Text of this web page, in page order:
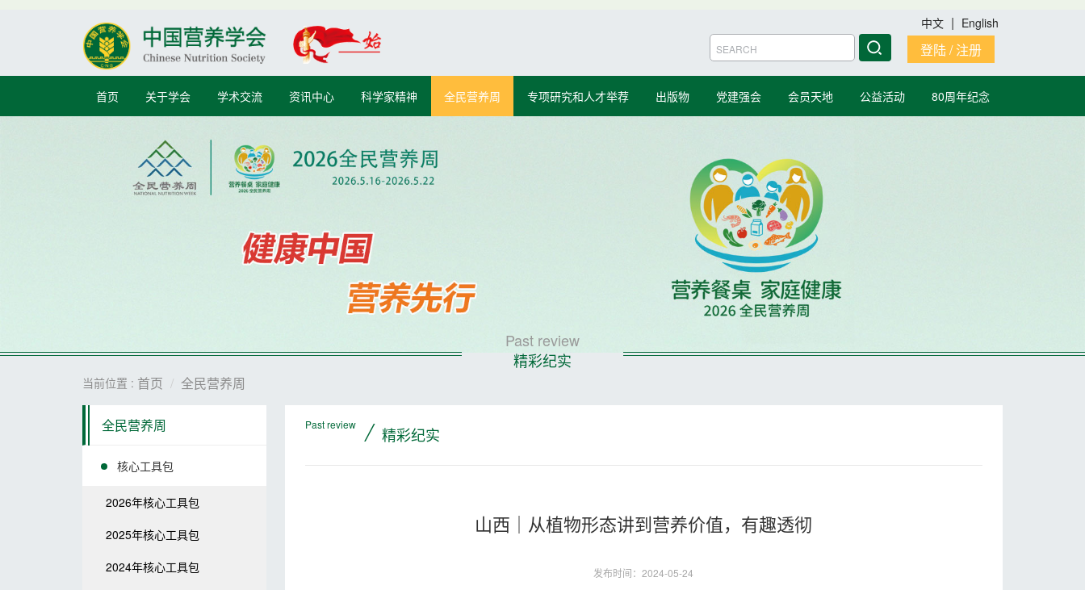
中文 | English
登陆 / 注册
首页 关于学会 学术交流 资讯中心 科学家精神 全民营养周 专项研究和人才举荐 出版物 党建强会 会员天地 公益活动 80周年纪念
Past review
精彩纪实
当前位置 : 首页 全民营养周
全民营养周
核心工具包
2026年核心工具包
2025年核心工具包
2024年核心工具包
Past review / 精彩纪实
山西｜从植物形态讲到营养价值，有趣透彻
发布时间：2024-05-24